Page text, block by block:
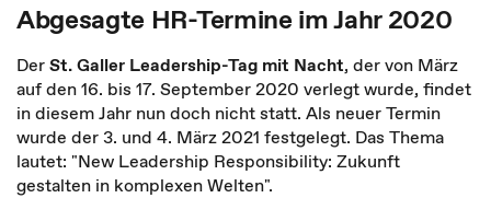
Abgesagte HR-Termine im Jahr 2020
DerSt. Galler Leadership-Tag mit Nacht, der von März
auf den 16. bis 17. September 2020 verlegt wurde, findet
in diesem Jahr nun doch nicht statt. Als neuer Termin
wurde der 3. und 4. März 2021 festgelegt. Das Thema
lautet: "New Leadership Responsibility: Zukunft
gestalten in komplexen Welten".